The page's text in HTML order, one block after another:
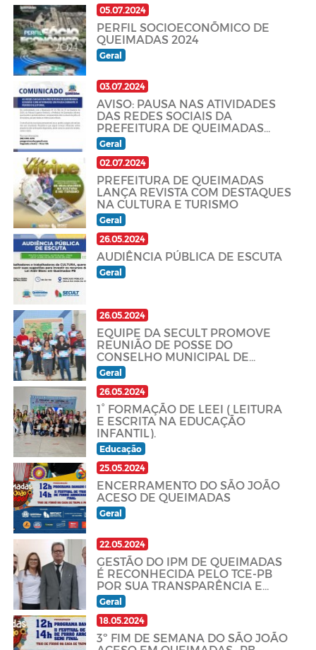
05.07.2024
PERFIL SOCIOECONÕMICO DE
QUEIMADAS 2024
Geral
03.07.2024
AVISO: PAUSA NAS ATIVIDADES
DAS REDES SOCIAIS DA
PREFEITURA DE QUEIMADAS
DURANTE O PERÍODO ELEITORAL
Geral
02.07.2024
PREFEITURA DE QUEIMADAS
LANÇA REVISTA COM DESTAQUES
NA CULTURA E TURISMO
Geral
26.05.2024
AUDIÊNCIA PÚBLICA DE ESCUTA
Geral
26.05.2024
EQUIPE DA SECULT PROMOVE
REUNIÃO DE POSSE DO
CONSELHO MUNICIPAL DE
CULTURA DE QUEIMADASDE
Geral
26.05.2024
1° FORMAÇÃO DE LEEI ( LEITURA
E ESCRITA NA EDUCAÇÃO
INFANTIL).
Educação
25.05.2024
ENCERRAMENTO DO SÃO JOÃO
ACESO DE QUEIMADAS
Geral
22.05.2024
GESTÃO DO IPM DE QUEIMADAS
É RECONHECIDA PELO TCE-PB
POR SUA TRANSPARÊNCIA E
COMPROMENTIMENTO
Geral
18.05.2024
3º FIM DE SEMANA DO SÃO JOÃO